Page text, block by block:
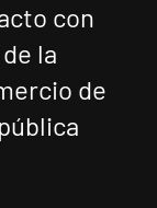
con
la
de